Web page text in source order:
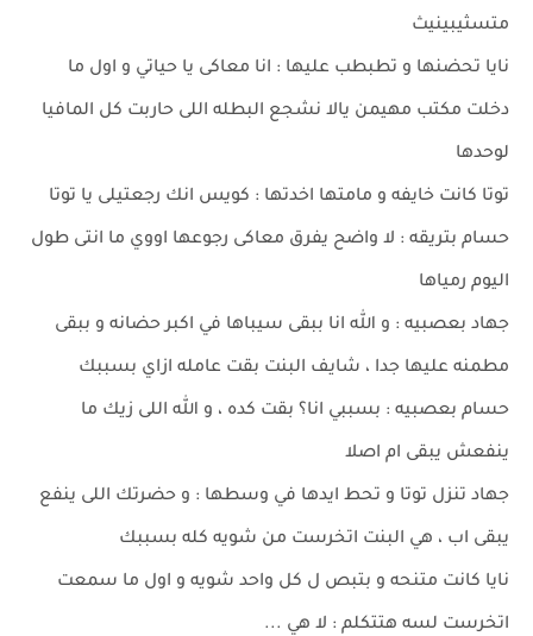
متسثيبينيث
نايا تحضنها و تطبطب عليها : انا معاكى يا حياتي و اول ما
دخلت مكتب مهيمن يالا نشجع البطله اللى حاربت كل المافيا
لوحدها
توتا كانت خايفه و مامتها اخدتها : كويس انك رجعتيلى يا توتا
حسام بتريقه : لا واضح يفرق معاكى رجوعها اووي ما انتى طول
اليوم رمياها
جهاد بعصبيه : و الله انا ببقى سيباها في اكبر حضانه و ببقى
مطمنه عليها جدا ، شايف البنت بقت عامله ازاي بسببك
حسام بعصبيه : بسببي انا؟ بقت كده ، و الله اللى زيك ما
ينفعش يبقى ام اصلا
جهاد تنزل توتا و تحط ايدها في وسطها : و حضرتك اللى ينفع
يبقى اب ، هي البنت اتخرست من شويه كله بسببك
نايا كانت متنحه و بتبص ل كل واحد شويه و اول ما سمعت
اتخرست لسه هتتكلم : لا هي ...